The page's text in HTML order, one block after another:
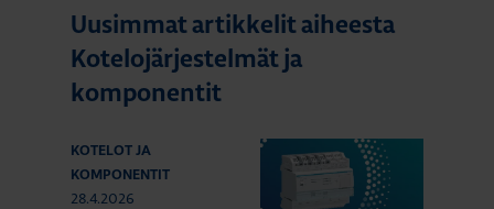
Uusimmat artikkelit aiheesta
Kotelojärjestelmät ja
komponentit
KOTELOT JA
KOMPONENTIT
28.4.2026